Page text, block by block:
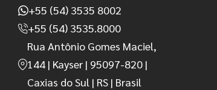
+55 (54) 3535 8002
+55 (54) 3535.8000
Rua Antônio Gomes Maciel,
144 | Kayser | 95097-820 |
Caxias do Sul | RS | Brasil